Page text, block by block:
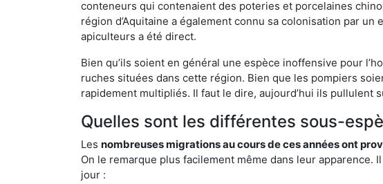
conteneurs qui contenaient des poteries et porcelaines
région d’Aquitaine a également connu sa colonisation par
apiculteurs a été direct.
Bien qu’ils soient en général une espèce inoffensive pour
ruches situées dans cette région. Bien que les pompiers
rapidement multipliés. Il faut le dire, aujourd’hui ils pullulent
Quelles sont les différentes sous-
Les nombreuses migrations au cours de ces années ont
On le remarque plus facilement même dans leur
jour :